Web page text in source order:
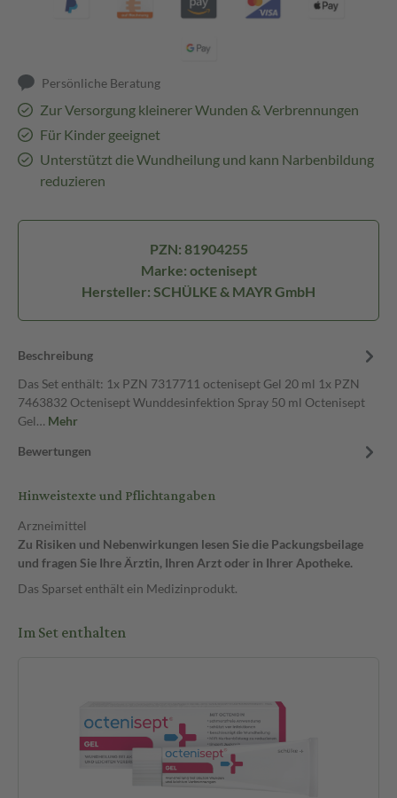
Persönliche Beratung
Zur Versorgung kleinerer Wunden & Verbrennungen
Für Kinder geeignet
Unterstützt die Wundheilung und kann Narbenbildung
reduzieren
PZN: 81904255
Marke: octenisept
Hersteller: SCHÜLKE & MAYR GmbH
Beschreibung
Das Set enthält: 1x PZN 7317711 octenisept Gel 20 ml 1x PZN
7463832 Octenisept Wunddesinfektion Spray 50 ml Octenisept
Gel… Mehr
Bewertungen
Hinweistexte und Pflichtangaben
Arzneimittel
Zu Risiken und Nebenwirkungen lesen Sie die Packungsbeilage
und fragen Sie Ihre Ärztin, Ihren Arzt oder in Ihrer Apotheke.
Das Sparset enthält ein Medizinprodukt.
Im Set enthalten